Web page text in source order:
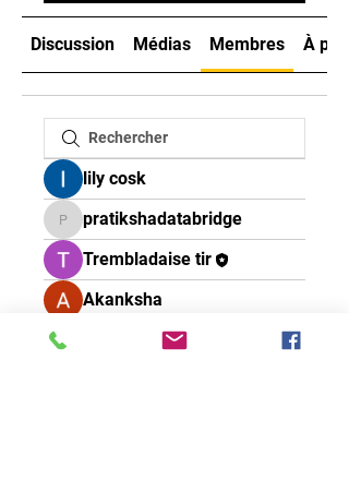
Discussion Médias Membres À
lily cosk
pratikshadatabridge
pratikshadatabridge
Trembladaise tir
Akanksha